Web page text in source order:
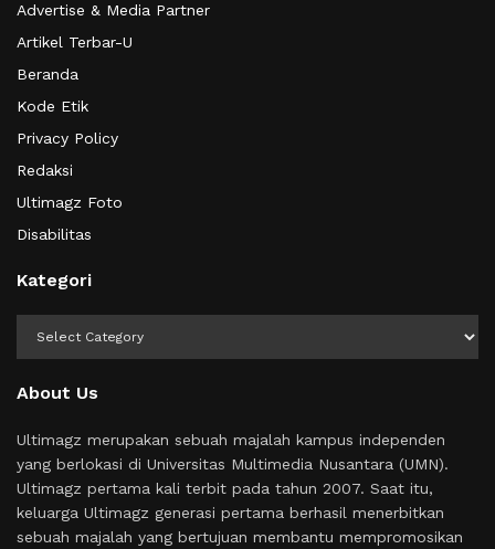
Advertise & Media Partner
Artikel Terbar-U
Beranda
Kode Etik
Privacy Policy
Redaksi
Ultimagz Foto
Disabilitas
Kategori
About Us
Ultimagz merupakan sebuah majalah kampus independen
yang berlokasi di Universitas Multimedia Nusantara (UMN).
Ultimagz pertama kali terbit pada tahun 2007. Saat itu,
keluarga Ultimagz generasi pertama berhasil menerbitkan
sebuah majalah yang bertujuan membantu mempromosikan